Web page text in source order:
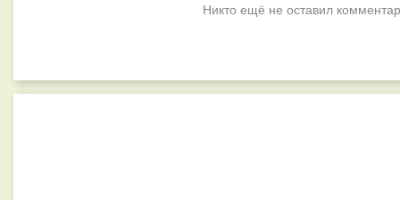
Никто ещё не оставил